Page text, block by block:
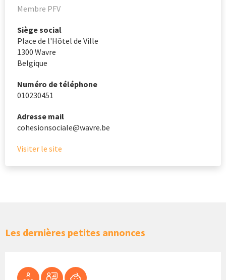
Membre PFV
Siège social
Place de l'Hôtel de Ville
1300 Wavre
Belgique
Numéro de téléphone
010230451
Adresse mail
cohesionsociale@wavre.be
Visiter le site
Les dernières petites annonces